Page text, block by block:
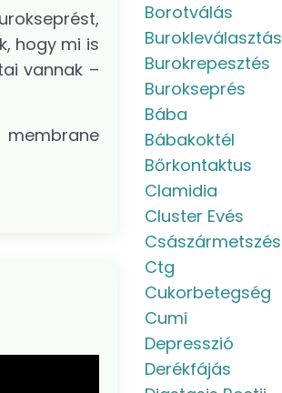
hogy mi is
vannak –
Borotválás
Burokleválasztás
Burokrepesztés
Burokseprés
Bába
Bábakoktél
Bőrkontaktus
Clamidia
Cluster Evés
Császármetszés
Ctg
Cukorbetegség
Cumi
Depresszió
Derékfájás